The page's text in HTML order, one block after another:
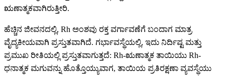
ಋಣಾತ್ಮಕವಾಗಿರುತ್ತೀರಿ.
ಹೆಚ್ಚಿನ ಜೀವನದಲ್ಲಿ, Rh ಅಂಶವು ರಕ್ತ ವರ್ಗಾವಣೆಗೆ ಬಂದಾಗ ಮಾತ್ರ
ವೈದ್ಯಕೀಯವಾಗಿ ಪ್ರಸ್ತುತವಾಗಿದೆ. ಗರ್ಭಾವಸ್ಥೆಯಲ್ಲಿ, ಇದು ನಿರ್ದಿಷ್ಟ ಮತ್ತು
ಪ್ರಮುಖ ರೀತಿಯಲ್ಲಿ ಪ್ರಸ್ತುತವಾಗುತ್ತದೆ: Rh-ಋಣಾತ್ಮಕ ತಾಯಿಯು Rh-
ಧನಾತ್ಮಕ ಮಗುವನ್ನು ಹೊತ್ತೊಯ್ಯುವಾಗ, ತಾಯಿಯ ಪ್ರತಿರಕ್ಷಣಾ ವ್ಯವಸ್ಥೆಯು